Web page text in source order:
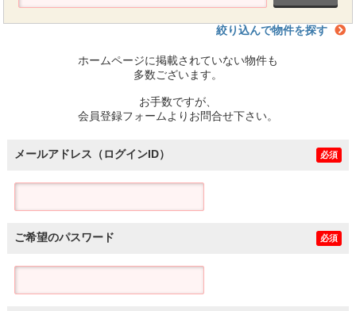
絞り込んで物件を探す
ホームページに掲載されていない物件も
多数ございます。
お手数ですが、
会員登録フォームよりお問合せ下さい。
メールアドレス（ログインID） 必須
ご希望のパスワード 必須